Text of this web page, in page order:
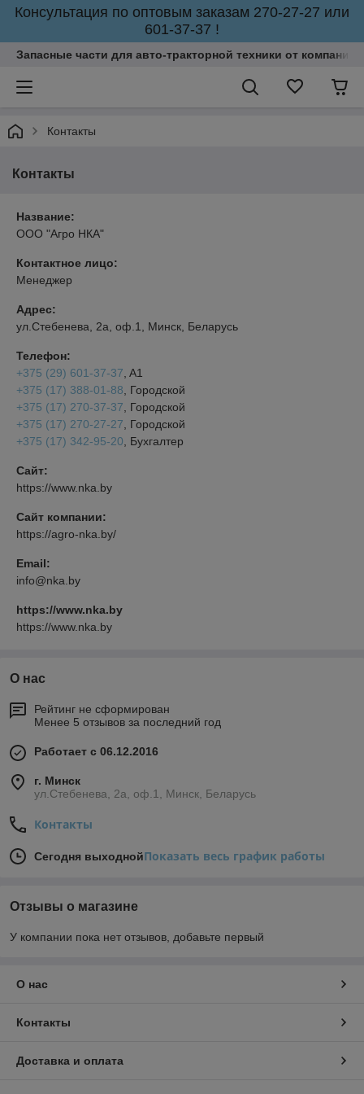
Консультация по оптовым заказам 270-27-27 или
601-37-37 !
Запасные части для авто-тракторной техники от
Контакты
Контакты
Название:
ООО "Агро НКА"
Контактное лицо:
Менеджер
Адрес:
ул.Стебенева, 2а, оф.1, Минск, Беларусь
Телефон:
+375 (29) 601-37-37 , A1
+375 (17) 388-01-88 , Городской
+375 (17) 270-37-37 , Городской
+375 (17) 270-27-27 , Городской
+375 (17) 342-95-20 , Бухгалтер
Сайт:
https://www.nka.by
Сайт компании:
https://agro-nka.by/
Email:
info@nka.by
https://www.nka.by
https://www.nka.by
О нас
Рейтинг не сформирован
Менее 5 отзывов за последний год
Работает с 06.12.2016
г. Минск
ул.Стебенева, 2а, оф.1, Минск, Беларусь
Контакты
Сегодня выходнойПоказать весь график работы
Отзывы о магазине
У компании пока нет отзывов, добавьте первый
О нас
Контакты
Доставка и оплата